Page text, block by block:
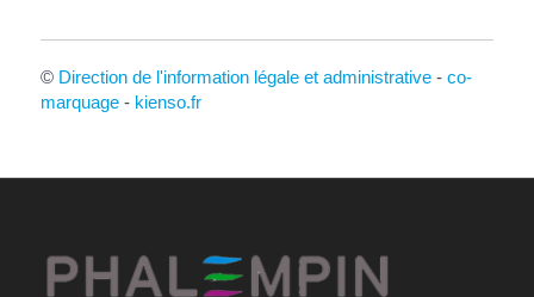
© Direction de l'information légale et administrative- co-
marquage- kienso.fr